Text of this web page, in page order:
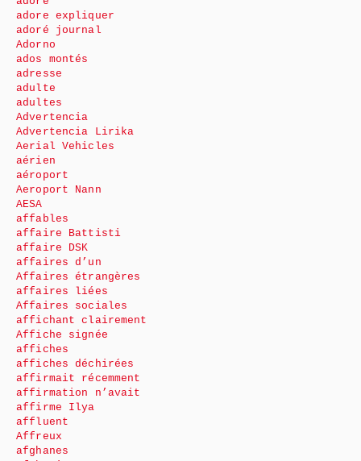
adore expliquer
adoré journal
Adorno
ados montés
adresse
adulte
adultes
Advertencia
Advertencia Lirika
Aerial Vehicles
aérien
aéroport
Aeroport Nann
AESA
affables
affaire Battisti
affaire DSK
affaires d’un
Affaires étrangères
affaires liées
Affaires sociales
affichant clairement
Affiche signée
affiches
affiches déchirées
affirmait récemment
affirmation n’avait
affirme Ilya
affluent
Affreux
afghanes